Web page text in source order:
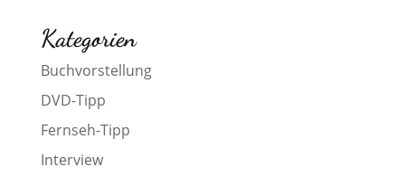
Kategorien
Buchvorstellung
DVD-Tipp
Fernseh-Tipp
Interview